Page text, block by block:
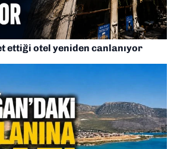
ettiği otel yeniden canlanıyor